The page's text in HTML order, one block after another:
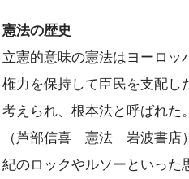
憲法の歴史
立憲的意味の憲法はヨーロッ
権力を保持して臣民を支配し
考えられ、根本法と呼ばれた
（芦部信喜 憲法 岩波書店
紀のロックやルソーといった